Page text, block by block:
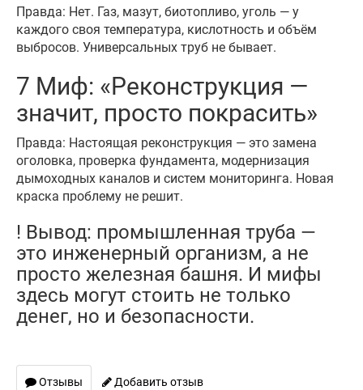
Правда: Нет. Газ, мазут, биотопливо, уголь — у
каждого своя температура, кислотность и объём
выбросов. Универсальных труб не бывает.
7 Миф: «Реконструкция —
значит, просто покрасить»
Правда: Настоящая реконструкция — это замена
оголовка, проверка фундамента, модернизация
дымоходных каналов и систем мониторинга. Новая
краска проблему не решит.
! Вывод: промышленная труба —
это инженерный организм, а не
просто железная башня. И мифы
здесь могут стоить не только
денег, но и безопасности.
Отзывы Добавить отзыв